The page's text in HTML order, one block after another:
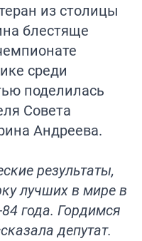
из столицы
блестяще
среди
поделилась
Совета
Андреева.
результаты,
лучших в мире в
года. Гордимся
депутат.